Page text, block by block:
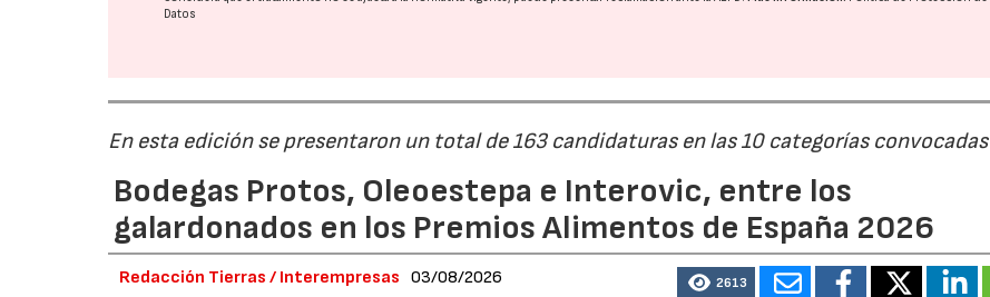
Datos
En esta edición se presentaron un total de 163 candidaturas en las 10 categorías convocadas
Bodegas Protos, Oleoestepa e Interovic, entre los
galardonados en los Premios Alimentos de España 2026
Redacción Tierras / Interempresas 03/08/2026 2613